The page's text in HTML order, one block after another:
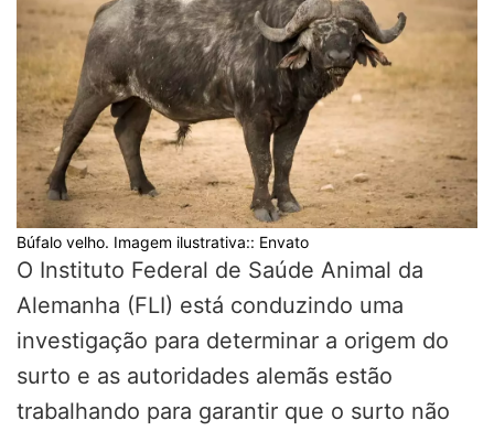
Búfalo velho. Imagem ilustrativa:: Envato
O Instituto Federal de Saúde Animal da
Alemanha (FLI) está conduzindo uma
investigação para determinar a origem do
surto e as autoridades alemãs estão
trabalhando para garantir que o surto não